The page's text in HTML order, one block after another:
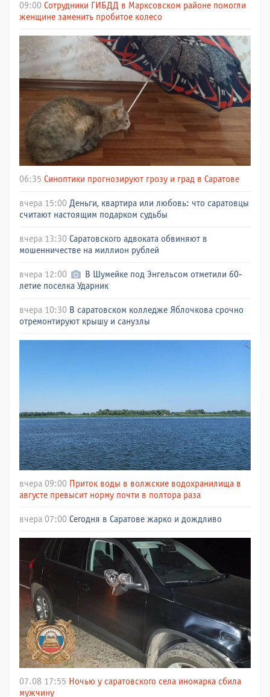
09:00 Сотрудники ГИБДД в Марксовском районе помогли
женщине заменить пробитое колесо
06:35 Синоптики прогнозируют грозу и град в Саратове
вчера 15:00 Деньги, квартира или любовь: что саратовцы
считают настоящим подарком судьбы
вчера 13:30 Саратовского адвоката обвиняют в
мошенничестве на миллион рублей
вчера 12:00
В Шумейке под Энгельсом отметили 60-
летие поселка Ударник
вчера 10:30 В саратовском колледже Яблочкова срочно
отремонтируют крышу и санузлы
вчера 09:00 Приток воды в волжские водохранилища в
августе превысит норму почти в полтора раза
вчера 07:00 Сегодня в Саратове жарко и дождливо
07.08 17:55 Ночью у саратовского села иномарка сбила
мужчину